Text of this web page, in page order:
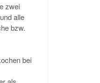
zwei
alle
bzw.
bei